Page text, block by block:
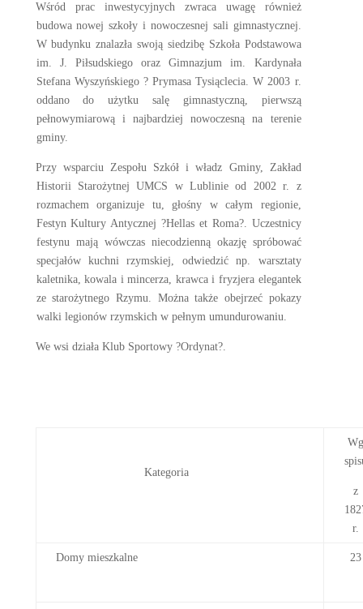
Wśród prac inwestycyjnych zwraca uwagę również
budowa nowej szkoły i nowoczesnej sali gimnastycznej.
W budynku znalazła swoją siedzibę Szkoła Podstawowa
im. J. Piłsudskiego oraz Gimnazjum im. Kardynała
Stefana Wyszyńskiego ? Prymasa Tysiąclecia. W 2003 r.
oddano do użytku salę gimnastyczną, pierwszą
pełnowymiarową i najbardziej nowoczesną na terenie
gminy.
Przy wsparciu Zespołu Szkół i władz Gminy, Zakład
Historii Starożytnej UMCS w Lublinie od 2002 r. z
rozmachem organizuje tu, głośny w całym regionie,
Festyn Kultury Antycznej ?Hellas et Roma?. Uczestnicy
festynu mają wówczas niecodzienną okazję spróbować
specjałów kuchni rzymskiej, odwiedzić np. warsztaty
kaletnika, kowala i mincerza, krawca i fryzjera elegantek
ze starożytnego Rzymu. Można także obejrzeć pokazy
walki legionów rzymskich w pełnym umundurowaniu.
We wsi działa Klub Sportowy ?Ordynat?.
Kategoria
Wg
z
r.
Domy mieszkalne 23